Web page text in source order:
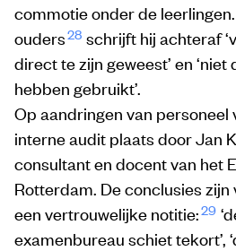
commotie onder de
ouders28 schrijft hij achteraf
direct te zijn geweest’ en
hebben gebruikt’.
Op aandringen van personeel
interne audit plaats door Jan
consultant en docent van het
Rotterdam. De conclusies
een vertrouwelijke notitie:29
examenbureau schiet tekort’,